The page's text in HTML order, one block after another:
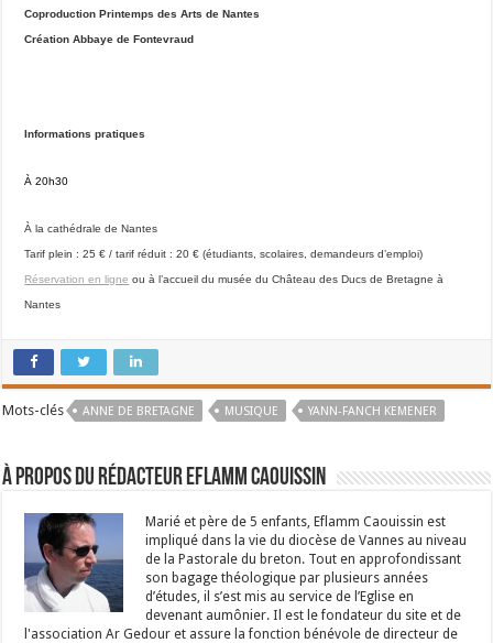
Coproduction Printemps des Arts de Nantes
Création Abbaye de Fontevraud
Informations pratiques
À 20h30
À la cathédrale de Nantes
Tarif plein : 25 € / tarif réduit : 20 € (étudiants, scolaires, demandeurs d’emploi)
Réservation en ligne ou à l’accueil du musée du Château des Ducs de Bretagne à
Nantes
Mots-clés ANNE DE BRETAGNE MUSIQUE YANN-FANCH KEMENER
À propos du rédacteur Eflamm Caouissin
Marié et père de 5 enfants, Eflamm Caouissin est
impliqué dans la vie du diocèse de Vannes au niveau
de la Pastorale du breton. Tout en approfondissant
son bagage théologique par plusieurs années
d’études, il s’est mis au service de l’Eglise en
devenant aumônier. Il est le fondateur du site et de
l'association Ar Gedour et assure la fonction bénévole de directeur de